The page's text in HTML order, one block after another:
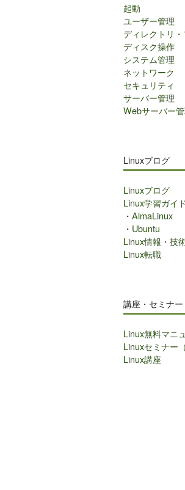
起動
ユーザー管理
ディレクトリ
ディスク操作
システム管理
ネットワーク
セキュリティ
サーバー管理
Webサーバー
Linuxブログ
Linuxブログ
Linux学習ガイド
・ AlmaLinux
・ Ubuntu
Linux情報・技
Linux転職
講座・セミナー
Linux無料マニ
Linuxセミナー
Linux講座